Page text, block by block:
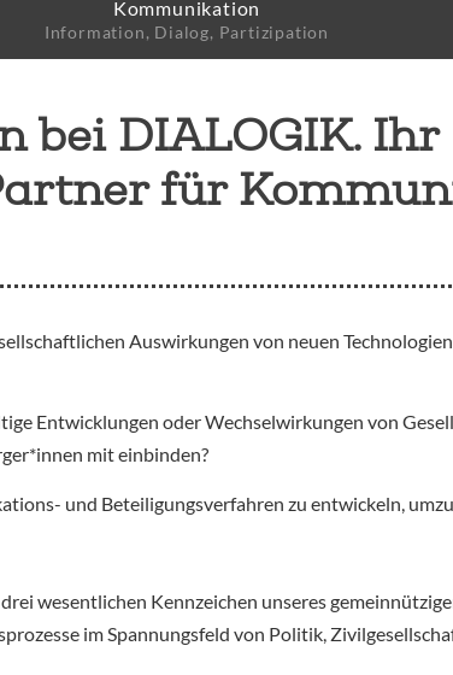
Kommunikation
Information, Dialog, Partizipation
bei DIALOGIK. Ihr
für
Auswirkungen von neuen
Entwicklungen oder Wechselwirkungen von
mit einbinden?
und Beteiligungsverfahren zu entwickeln,
drei wesentlichen Kennzeichen unseres
im Spannungsfeld von Politik,